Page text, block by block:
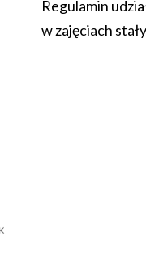
Regulamin
w zajęciach